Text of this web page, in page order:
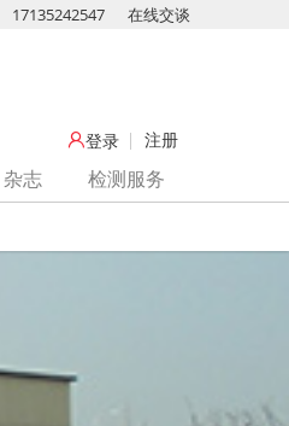
17135242547 在线交谈
登录 注册
杂志
检测服务